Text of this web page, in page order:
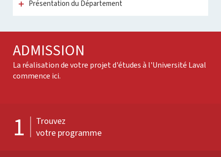
Présentation du Département
ADMISSION
La réalisation de votre projet d'études à l'Université Laval
commence ici.
1
Trouvez
votre programme